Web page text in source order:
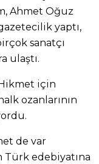
Ahmet Oğuz
yaptı,
sanatçı
ulaştı.
Hikmet için
ozanlarının
de var
Türk edebiyatına